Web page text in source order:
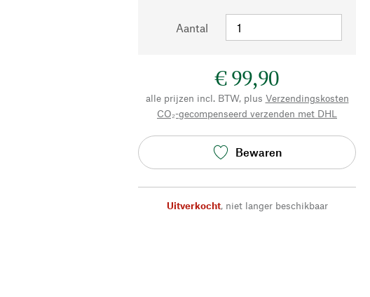
Aantal
€ 99,90
alle prijzen incl. BTW, plus Verzendingskosten
CO₂-gecompenseerd verzenden met DHL
Bewaren
Uitverkocht, niet langer beschikbaar